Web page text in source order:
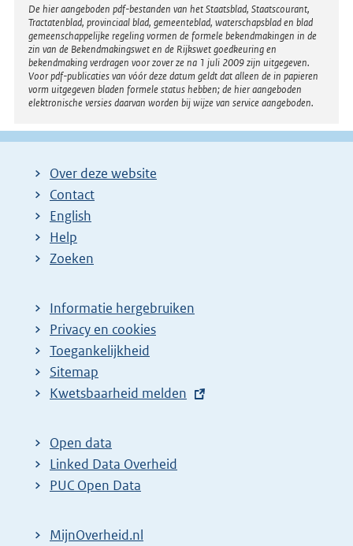
Disclaimer
De hier aangeboden pdf-bestanden van het Staatsblad, Staatscourant,
Tractatenblad, provinciaal blad, gemeenteblad, waterschapsblad en blad
gemeenschappelijke regeling vormen de formele bekendmakingen in de
zin van de Bekendmakingswet en de Rijkswet goedkeuring en
bekendmaking verdragen voor zover ze na 1 juli 2009 zijn uitgegeven.
Voor pdf-publicaties van vóór deze datum geldt dat alleen de in papieren
vorm uitgegeven bladen formele status hebben; de hier aangeboden
elektronische versies daarvan worden bij wijze van service aangeboden.
Over deze website
Contact
English
Help
Zoeken
Informatie hergebruiken
Privacy en cookies
Toegankelijkheid
Sitemap
E
t
e
r
l
Kwetsbaarheid melden
Open data
Linked Data Overheid
PUC Open Data
MijnOverheid.nl